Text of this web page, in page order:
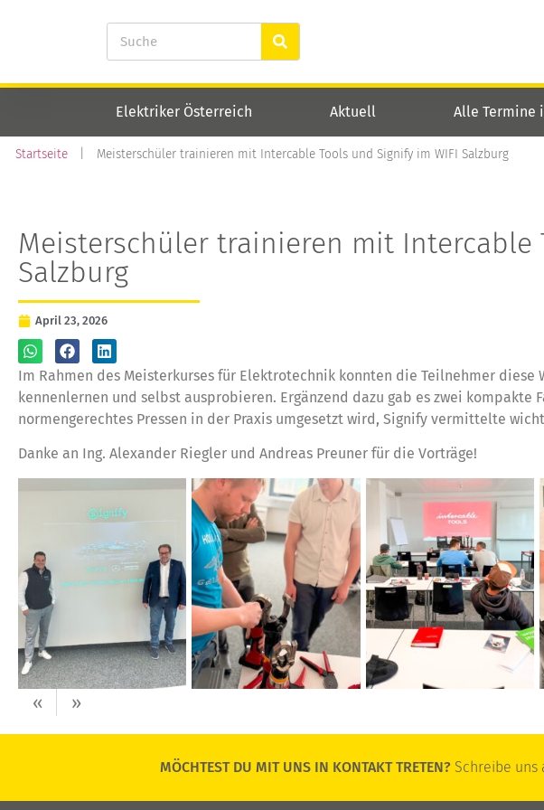
Elektriker Österreich Aktuell Alle Termine
Startseite Meisterschüler trainieren mit Intercable Tools und Signify im WIFI Salzburg
Meisterschüler trainieren mit Intercable
Salzburg
April 23, 2026
Im Rahmen des Meisterkurses für Elektrotechnik konnten die Teilnehmer diese
kennenlernen und selbst ausprobieren. Ergänzend dazu gab es zwei kompakte
normengerechtes Pressen in der Praxis umgesetzt wird, Signify vermittelte
Danke an Ing. Alexander Riegler und Andreas Preuner für die Vorträge!
« »
MÖCHTEST DU MIT UNS IN KONTAKT TRETEN?Schreibe uns